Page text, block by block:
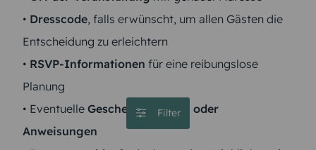
Filter
• Dresscode, falls erwünscht, um allen Gästen die
Entscheidung zu erleichtern
• RSVP-Informationen für eine reibungslose
Planung
• Eventuelle Geschenkwünsche oder
Anweisungen